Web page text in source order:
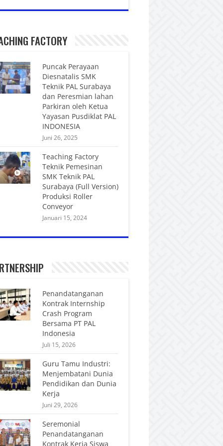
FACTORY
Puncak Perayaan
Diesnatalis SMK
Teknik PAL Surabaya
dan Peresmian lahan
Parkiran oleh Ketua
Yayasan Pusdiklat PAL
INDONESIA
Juni 26, 2025
Teaching Factory
Teknik Pemesinan
SMK Teknik PAL
Surabaya (Full Version)
Produksi Roller
Conveyor
Januari 15, 2024
Penandatanganan
Kontrak Internship
Crash Program
Bersama PT PAL
Indonesia
Juli 15, 2026
Guru Tamu Industri:
Menjembatani Dunia
Pendidikan dan Dunia
Kerja
Juni 29, 2026
Seremonial
Penandatanganan
Kontrak Kerja Siswa